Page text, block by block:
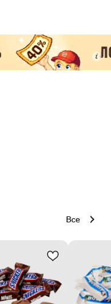
Все